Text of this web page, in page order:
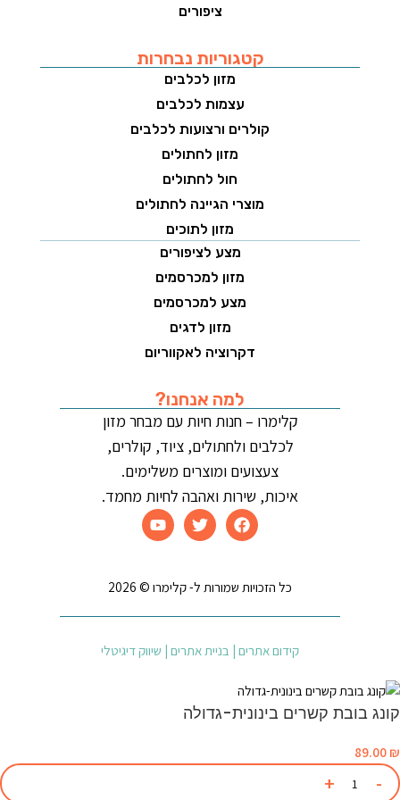
ציפורים
קטגוריות נבחרות
מזון לכלבים
עצמות לכלבים
קולרים ורצועות לכלבים
מזון לחתולים
חול לחתולים
מוצרי הגיינה לחתולים
מזון לתוכים
מצע לציפורים
מזון למכרסמים
מצע למכרסמים
מזון לדגים
דקרוציה לאקווריום
למה אנחנו?
קלימרו – חנות חיות עם מבחר מזון
לכלבים ולחתולים, ציוד, קולרים,
צעצועים ומוצרים משלימים.
איכות, שירות ואהבה לחיות מחמד.
כל הזכויות שמורות ל- קלימרו © 2026
קידום אתרים | בניית אתרים | שיווק דיגיטלי
קונג בובת קשרים בינונית-גדולה
89.00 ₪